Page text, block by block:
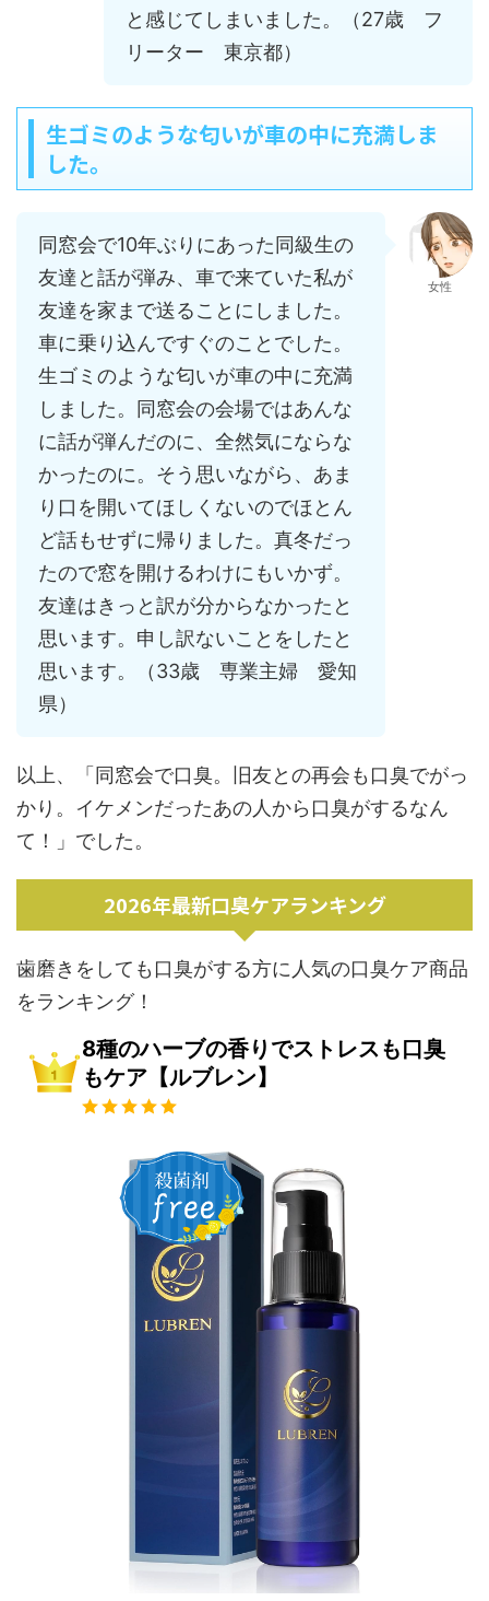
と感じてしまいました。（27歳 フ
リーター 東京都）
生ゴミのような匂いが車の中に充満しま
した。
同窓会で10年ぶりにあった同級生の
友達と話が弾み、車で来ていた私が
友達を家まで送ることにしました。
車に乗り込んですぐのことでした。
生ゴミのような匂いが車の中に充満
しました。同窓会の会場ではあんな
に話が弾んだのに、全然気にならな
かったのに。そう思いながら、あま
り口を開いてほしくないのでほとん
ど話もせずに帰りました。真冬だっ
たので窓を開けるわけにもいかず。
友達はきっと訳が分からなかったと
思います。申し訳ないことをしたと
思います。（33歳 専業主婦 愛知
県）
女性
以上、「同窓会で口臭。旧友との再会も口臭でがっ
かり。イケメンだったあの人から口臭がするなん
て！」でした。
2026年最新口臭ケアランキング
歯磨きをしても口臭がする方に人気の口臭ケア商品
をランキング！
8種のハーブの香りでストレスも口臭
もケア【ルブレン】